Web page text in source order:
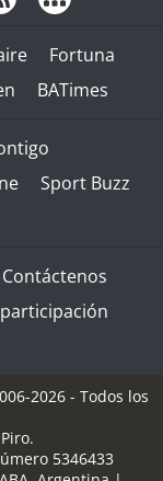
Fortuna
BATimes
Sport Buzz
Contáctenos
2026 - Todos los
5346433